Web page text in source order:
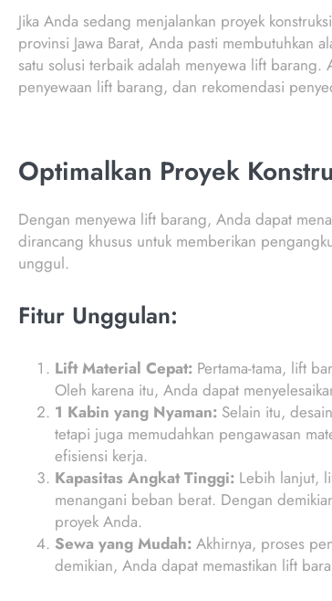
Jika Anda sedang menjalankan proyek
provinsi Jawa Barat, Anda pasti membutuhkan
satu solusi terbaik adalah menyewa lift
penyewaan lift barang, dan rekomendasi
Optimalkan Proyek
Dengan menyewa lift barang, Anda dapat
dirancang khusus untuk memberikan
unggul.
Fitur Unggulan:
Lift Material Cepat: Pertama-tama, lift
Oleh karena itu, Anda dapat
1 Kabin yang Nyaman: Selain itu,
tetapi juga memudahkan pengawasan
efisiensi kerja.
Kapasitas Angkat Tinggi: Lebih lanjut,
menangani beban berat. Dengan
proyek Anda.
Sewa yang Mudah: Akhirnya, proses
demikian, Anda dapat memastikan lift